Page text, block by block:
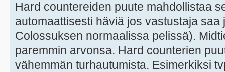
Hard countereiden puute mahdollistaa
automaattisesti häviä jos vastustaja
Colossuksen normaalissa pelissä).
paremmin arvonsa. Hard counterien
vähemmän turhautumista. Esimerkiksi